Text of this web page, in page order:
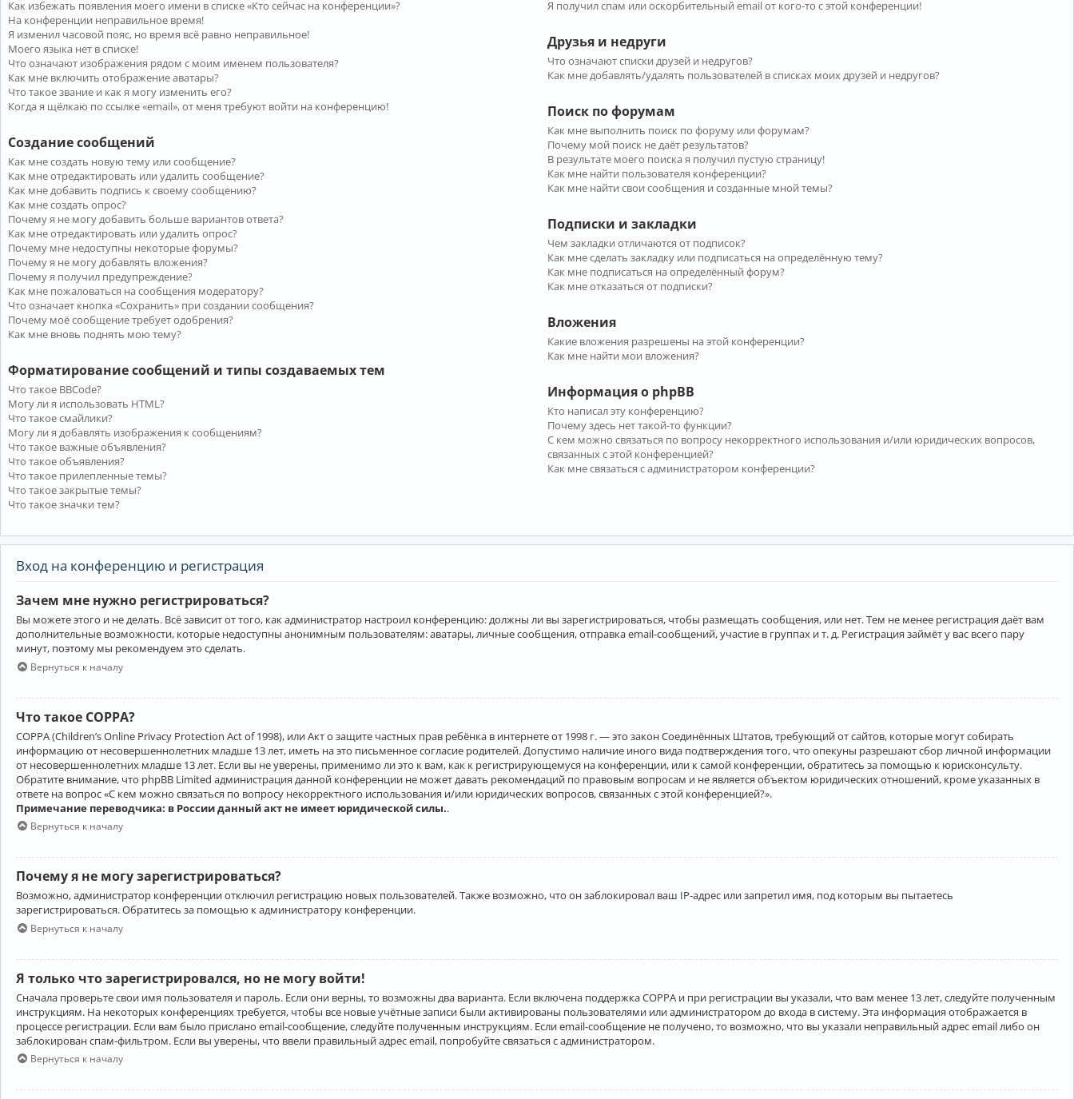
Как избежать появления моего имени в списке «Кто сейчас на конференции»?
На конференции неправильное время!
Я изменил часовой пояс, но время всё равно неправильное!
Моего языка нет в списке!
Что означают изображения рядом с моим именем пользователя?
Как мне включить отображение аватары?
Что такое звание и как я могу изменить его?
Когда я щёлкаю по ссылке «email», от меня требуют войти на конференцию!
Создание сообщений
Как мне создать новую тему или сообщение?
Как мне отредактировать или удалить сообщение?
Как мне добавить подпись к своему сообщению?
Как мне создать опрос?
Почему я не могу добавить больше вариантов ответа?
Как мне отредактировать или удалить опрос?
Почему мне недоступны некоторые форумы?
Почему я не могу добавлять вложения?
Почему я получил предупреждение?
Как мне пожаловаться на сообщения модератору?
Что означает кнопка «Сохранить» при создании сообщения?
Почему моё сообщение требует одобрения?
Как мне вновь поднять мою тему?
Форматирование сообщений и типы создаваемых тем
Что такое BBCode?
Могу ли я использовать HTML?
Что такое смайлики?
Могу ли я добавлять изображения к сообщениям?
Что такое важные объявления?
Что такое объявления?
Что такое прилепленные темы?
Что такое закрытые темы?
Что такое значки тем?
Я получил спам или оскорбительный email от кого-то с этой конференции!
Друзья и недруги
Что означают списки друзей и недругов?
Как мне добавлять/удалять пользователей в списках моих друзей и недругов?
Поиск по форумам
Как мне выполнить поиск по форуму или форумам?
Почему мой поиск не даёт результатов?
В результате моего поиска я получил пустую страницу!
Как мне найти пользователя конференции?
Как мне найти свои сообщения и созданные мной темы?
Подписки и закладки
Чем закладки отличаются от подписок?
Как мне сделать закладку или подписаться на определённую тему?
Как мне подписаться на определённый форум?
Как мне отказаться от подписки?
Вложения
Какие вложения разрешены на этой конференции?
Как мне найти мои вложения?
Информация о phpBB
Кто написал эту конференцию?
Почему здесь нет такой-то функции?
С кем можно связаться по вопросу некорректного использования и/или юридических вопросов,
связанных с этой конференцией?
Как мне связаться с администратором конференции?
Вход на конференцию и регистрация
Зачем мне нужно регистрироваться?
Вы можете этого и не делать. Всё зависит от того, как администратор настроил конференцию: должны ли вы зарегистрироваться, чтобы размещать сообщения, или нет. Тем не менее регистрация даёт вам
дополнительные возможности, которые недоступны анонимным пользователям: аватары, личные сообщения, отправка email-сообщений, участие в группах и т. д. Регистрация займёт у вас всего пару
минут, поэтому мы рекомендуем это сделать.
Вернуться к началу
Что такое COPPA?
COPPA (Children’s Online Privacy Protection Act of 1998), или Акт о защите частных прав ребёнка в интернете от 1998 г. — это закон Соединённых Штатов, требующий от сайтов, которые могут собирать
информацию от несовершеннолетних младше 13 лет, иметь на это письменное согласие родителей. Допустимо наличие иного вида подтверждения того, что опекуны разрешают сбор личной информации
от несовершеннолетних младше 13 лет. Если вы не уверены, применимо ли это к вам, как к регистрирующемуся на конференции, или к самой конференции, обратитесь за помощью к юрисконсульту.
Обратите внимание, что phpBB Limited администрация данной конференции не может давать рекомендаций по правовым вопросам и не является объектом юридических отношений, кроме указанных в
ответе на вопрос «С кем можно связаться по вопросу некорректного использования и/или юридических вопросов, связанных с этой конференцией?».
Примечание переводчика: в России данный акт не имеет юридической силы..
Вернуться к началу
Почему я не могу зарегистрироваться?
Возможно, администратор конференции отключил регистрацию новых пользователей. Также возможно, что он заблокировал ваш IP-адрес или запретил имя, под которым вы пытаетесь
зарегистрироваться. Обратитесь за помощью к администратору конференции.
Вернуться к началу
Я только что зарегистрировался, но не могу войти!
Сначала проверьте свои имя пользователя и пароль. Если они верны, то возможны два варианта. Если включена поддержка COPPA и при регистрации вы указали, что вам менее 13 лет, следуйте полученным
инструкциям. На некоторых конференциях требуется, чтобы все новые учётные записи были активированы пользователями или администратором до входа в систему. Эта информация отображается в
процессе регистрации. Если вам было прислано email-сообщение, следуйте полученным инструкциям. Если email-сообщение не получено, то возможно, что вы указали неправильный адрес email либо он
заблокирован спам-фильтром. Если вы уверены, что ввели правильный адрес email, попробуйте связаться с администратором.
Вернуться к началу